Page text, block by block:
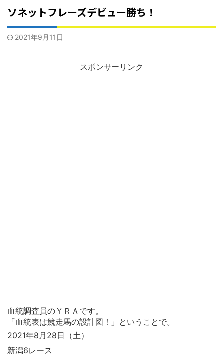
ソネットフレーズデビュー勝ち！
2021年9月11日
スポンサーリンク
血統調査員のＹＲＡです。
「血統表は競走馬の設計図！」ということで。
2021年8月28日（土）
新潟6レース